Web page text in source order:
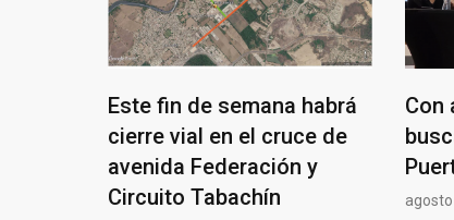
Este fin de semana habrá
cierre vial en el cruce de
avenida Federación y
Circuito Tabachín
Con